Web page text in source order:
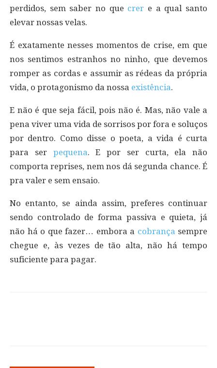
perdidos, sem saber no que crer e a qual santo
elevar nossas velas.
É exatamente nesses momentos de crise, em que
nos sentimos estranhos no ninho, que devemos
romper as cordas e assumir as rédeas da própria
vida, o protagonismo da nossa existência.
E não é que seja fácil, pois não é. Mas, não vale a
pena viver uma vida de sorrisos por fora e soluços
por dentro. Como disse o poeta, a vida é curta
para ser pequena. E por ser curta, ela não
comporta reprises, nem nos dá segunda chance. É
pra valer e sem ensaio.
No entanto, se ainda assim, preferes continuar
sendo controlado de forma passiva e quieta, já
não há o que fazer… embora a cobrança sempre
chegue e, às vezes de tão alta, não há tempo
suficiente para pagar.